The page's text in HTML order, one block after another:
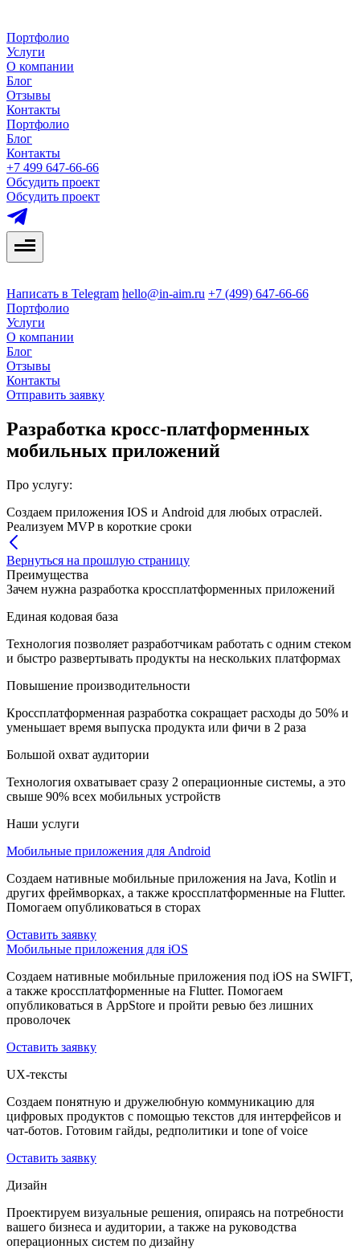
Портфолио
Услуги
О компании
Блог
Отзывы
Контакты
Портфолио
Блог
Контакты
+7 499 647-66-66
Обсудить проект
Обсудить проект
Написать в Telegram hello@in-aim.ru +7 (499) 647-66-66
Портфолио
Услуги
О компании
Блог
Отзывы
Контакты
Отправить заявку
Разработка кросс-платформенных
мобильных приложений
Про услугу:
Создаем приложения IOS и Android для любых отраслей.
Реализуем MVP в короткие сроки
Вернуться на прошлую страницу
Преимущества
Зачем нужна разработка кроссплатформенных приложений
Единая кодовая база
Технология позволяет разработчикам работать с одним стеком
и быстро развертывать продукты на нескольких платформах
Повышение производительности
Кроссплатформенная разработка сокращает расходы до 50% и
уменьшает время выпуска продукта или фичи в 2 раза
Большой охват аудитории
Технология охватывает сразу 2 операционные системы, а это
свыше 90% всех мобильных устройств
Наши услуги
Мобильные приложения для Android
Создаем нативные мобильные приложения на Java, Kotlin и
других фреймворках, а также кроссплатформенные на Flutter.
Помогаем опубликоваться в сторах
Оставить заявку
Мобильные приложения для iOS
Создаем нативные мобильные приложения под iOS на SWIFT,
а также кроссплатформенные на Flutter. Помогаем
опубликоваться в AppStore и пройти ревью без лишних
проволочек
Оставить заявку
UX-тексты
Создаем понятную и дружелюбную коммуникацию для
цифровых продуктов с помощью текстов для интерфейсов и
чат-ботов. Готовим гайды, редполитики и tone of voice
Оставить заявку
Дизайн
Проектируем визуальные решения, опираясь на потребности
вашего бизнеса и аудитории, а также на руководства
операционных систем по дизайну